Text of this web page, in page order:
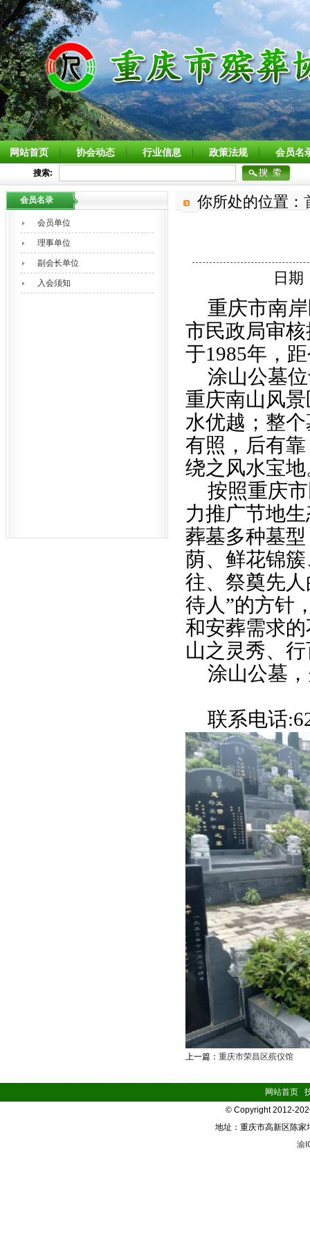
网站首页 协会动态 行业信息 政策法规 会员名
搜索:
会员名录
会员单位
理事单位
副会长单位
入会须知
你所处的位置：
日
重庆市南
市民政局审
于1985年，
涂山公墓
重庆南山风
水优越；整
有照，后有
绕之风水宝地
按照重庆
力推广节地
葬墓多种墓
荫、鲜花锦
往、祭奠先
待人”的方针
和安葬需求
山之灵秀、
涂山公墓
联系电话
上一篇： 重庆市荣昌区殡仪馆
网站首页|
© Copyright 2012-
地址：重庆市高新区陈
渝